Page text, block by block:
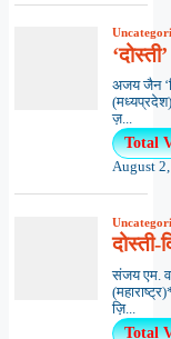
अजय जैन
ज़...
Total
August
संजय एम.
ज़ि...
Total